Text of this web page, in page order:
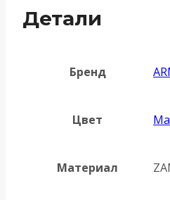
Детали
Бренд
Цвет
Материал